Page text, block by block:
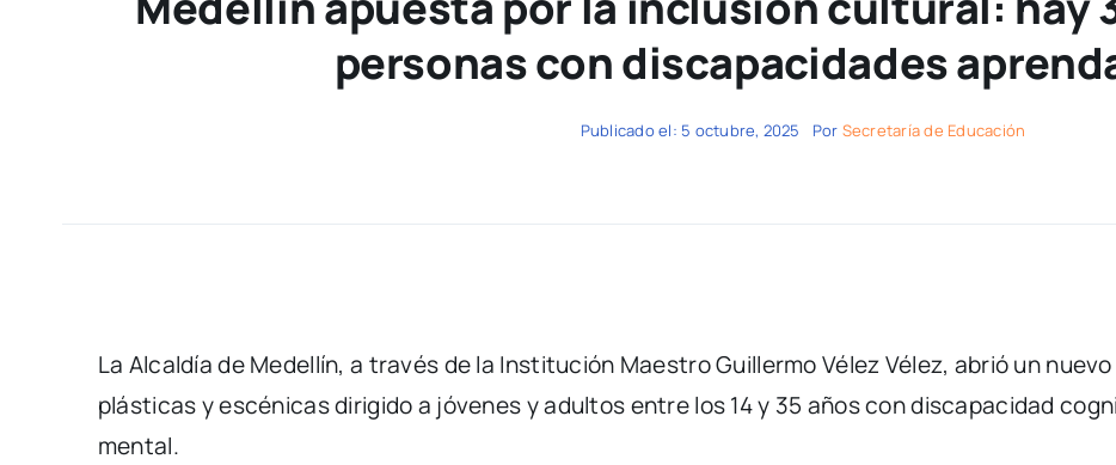
personas con discapacidades
Publicado el: 5 octubre, 2025 Por Secretaría de Educación
La Alcaldía de Medellín, a través de la Institución Maestro Guillermo Vélez Vélez, abrió un
plásticas y escénicas dirigido a jóvenes y adultos entre los 14 y 35 años con discapacidad
mental.